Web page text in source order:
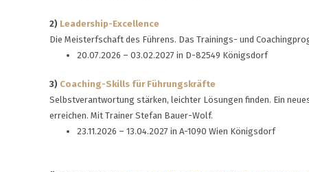
2) Leadership-Excellence
Die Meisterfschaft des Führens. Das Trainings- und
20.07.2026 – 03.02.2027 in D-82549 Königsdorf
3) Coaching-Skills für Führungskräfte
Selbstverantwortung stärken, leichter Lösungen finden. Ein
erreichen. Mit Trainer Stefan Bauer-Wolf.
23.11.2026 – 13.04.2027 in A-1090 Wien Königsdorf